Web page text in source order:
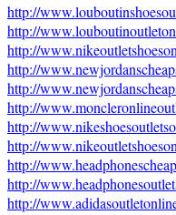
http://
http://
http://
http://
http://
http://
http://
http://
http://
http://
http://